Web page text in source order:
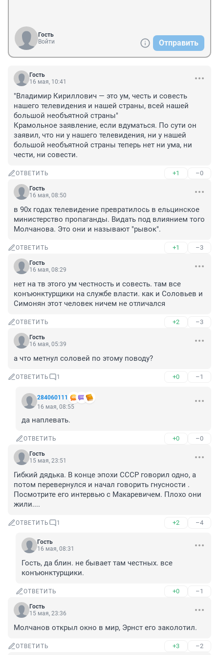
Гость
Войти
Отправить
Гость
16 мая, 10:41
"Владимир Кириллович — это ум, честь и совесть
нашего телевидения и нашей страны, всей нашей
большой необъятной страны"
Крамольное заявление, если вдуматься. По сути он
заявил, что ни у нашего телевидения, ни у нашей
большой необъятной страны теперь нет ни ума, ни
чести, ни совести.
ОТВЕТИТЬ +1 –0
Гость
16 мая, 08:50
в 90х годах телевидение превратилось в ельцинское
министерство пропаганды. Видать под влиянием того
Молчанова. Это они и называют "рывок".
ОТВЕТИТЬ +1 –3
Гость
16 мая, 08:29
нет на тв этого ум честность и совесть. там все
конъюнктурщики на службе власти. как и Соловьев и
Симонян этот человек ничем не отличался
ОТВЕТИТЬ +2 –3
Гость
16 мая, 05:39
а что метнул соловей по этому поводу?
ОТВЕТИТЬ 1 +0 –1
284060111
16 мая, 08:55
да наплевать.
ОТВЕТИТЬ +0 –0
Гость
15 мая, 23:51
Гибкий дядька. В конце эпохи СССР говорил одно, а
потом перевернулся и начал говорить гнусности .
Посмотрите его интервью с Макаревичем. Плохо они
жили....
ОТВЕТИТЬ 1 +2 –4
Гость
16 мая, 08:31
Гость, да блин. не бывает там честных. все
конъюнктурщики.
ОТВЕТИТЬ +0 –1
Гость
15 мая, 23:36
Молчанов открыл окно в мир, Эрнст его заколотил.
ОТВЕТИТЬ +3 –2